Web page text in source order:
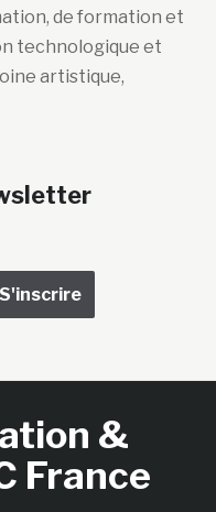
de formation et
technologique et
artistique,
&
France